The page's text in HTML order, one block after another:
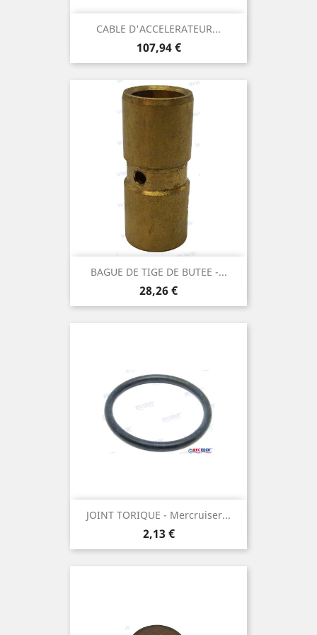
CABLE D'ACCELERATEUR...
Prix
107,94 €
BAGUE DE TIGE DE BUTEE -...
Prix
28,26 €
JOINT TORIQUE - Mercruiser...
Prix
2,13 €